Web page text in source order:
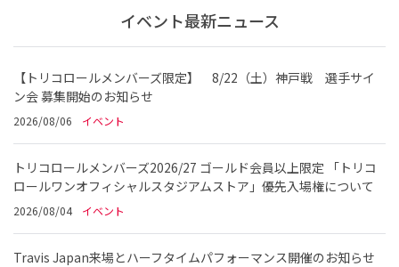
イベント最新ニュース
【トリコロールメンバーズ限定】 8/22（土）神戸戦 選手サイ
ン会 募集開始のお知らせ
2026/08/06 イベント
トリコロールメンバーズ2026/27 ゴールド会員以上限定 「トリコ
ロールワンオフィシャルスタジアムストア」優先入場権について
2026/08/04 イベント
Travis Japan来場とハーフタイムパフォーマンス開催のお知らせ